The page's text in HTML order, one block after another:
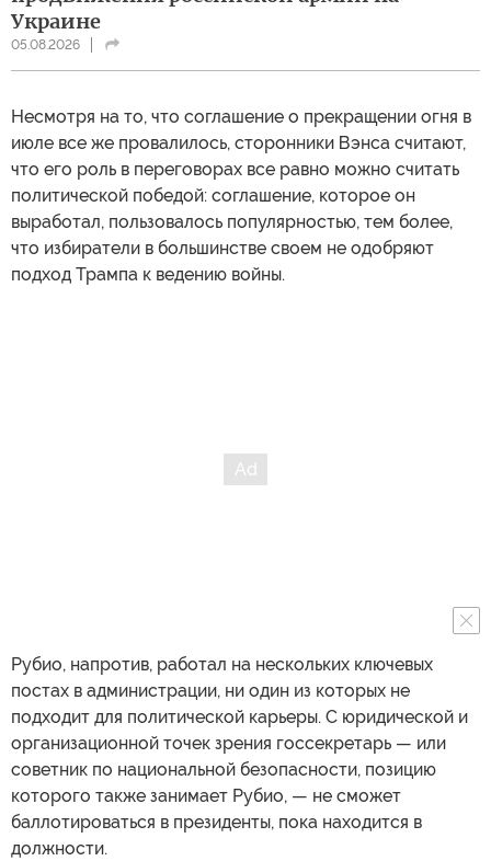
Украине
05.08.2026
Несмотря на то, что соглашение о прекращении огня в
июле все же провалилось, сторонники Вэнса считают,
что его роль в переговорах все равно можно считать
политической победой: соглашение, которое он
выработал, пользовалось популярностью, тем более,
что избиратели в большинстве своем не одобряют
подход Трампа к ведению войны.
Рубио, напротив, работал на нескольких ключевых
постах в администрации, ни один из которых не
подходит для политической карьеры. С юридической и
организационной точек зрения госсекретарь — или
советник по национальной безопасности, позицию
которого также занимает Рубио, — не сможет
баллотироваться в президенты, пока находится в
должности.